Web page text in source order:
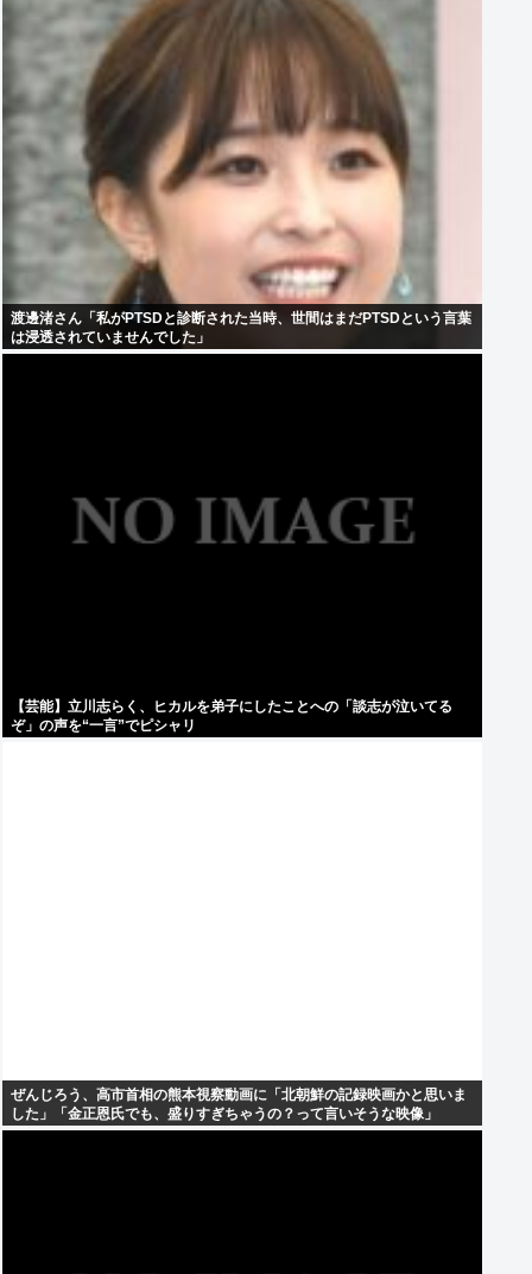
渡邊渚さん「私がPTSDと診断された当時、世間はまだPTSDという言葉
は浸透されていませんでした」
【芸能】立川志らく、ヒカルを弟子にしたことへの「談志が泣いてる
ぞ」の声を“一言”でピシャリ
ぜんじろう、高市首相の熊本視察動画に「北朝鮮の記録映画かと思いま
した」「金正恩氏でも、盛りすぎちゃうの？って言いそうな映像」